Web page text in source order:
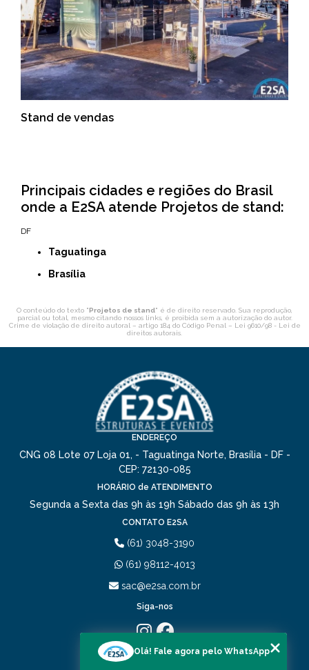
Stand de vendas
Principais cidades e regiões do Brasil
onde a E2SA atende Projetos de stand:
DF
Taguatinga
Brasília
O conteúdo do texto "Projetos de stand" é de direito reservado. Sua reprodução,
parcial ou total, mesmo citando nossos links, é proibida sem a autorização do autor.
Crime de violação de direito autoral – artigo 184 do Código Penal – Lei 9610/98 - Lei de
direitos autorais
ENDEREÇO
CNG 08 Lote 07 Loja 01, - Taguatinga Norte, Brasília - DF -
CEP: 72130-085
HORÁRIO de ATENDIMENTO
Segunda a Sexta das 9h às 19h Sábado das 9h às 13h
CONTATO E2SA
(61) 3048-3190
(61) 98112-4013
sac@e2sa.com.br
Siga-nos
Olá! Fale agora pelo WhatsApp